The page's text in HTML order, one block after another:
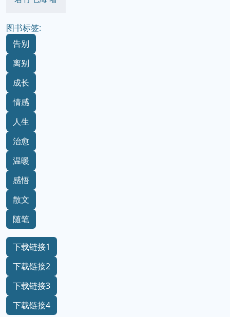
图书标签:
告别
离别
成长
情感
人生
治愈
温暖
感悟
散文
随笔
下载链接1
下载链接2
下载链接3
下载链接4